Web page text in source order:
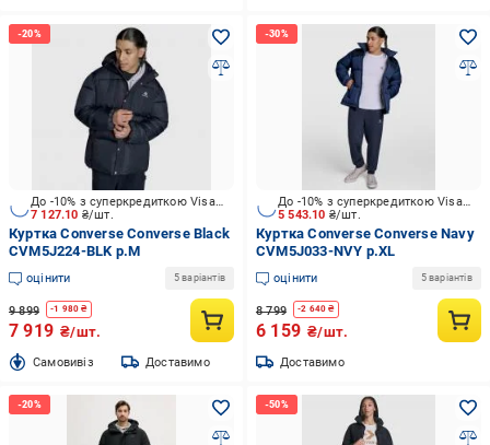
7 127.10 ₴/шт.
До -10% з суперкредиткою Visa Вигода
Куртка Converse Converse Black
CVM5J224-BLK р.M
оцінити 5 варіантів
9 899 -1 980 ₴
7 919 ₴/шт.
Cамовивіз Доставимо
5 543.10 ₴/шт.
До -10% з суперкредиткою Visa Вигода
Куртка Converse Converse Navy
CVM5J033-NVY р.XL
оцінити 5 варіантів
8 799 -2 640 ₴
6 159 ₴/шт.
Доставимо